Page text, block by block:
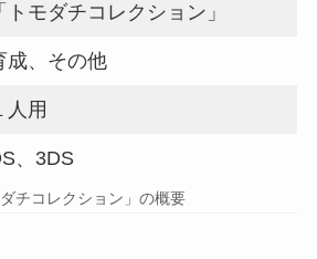
「トモダチコレクション」
成、その他
人用
、3DS
ダチコレクション」の概要